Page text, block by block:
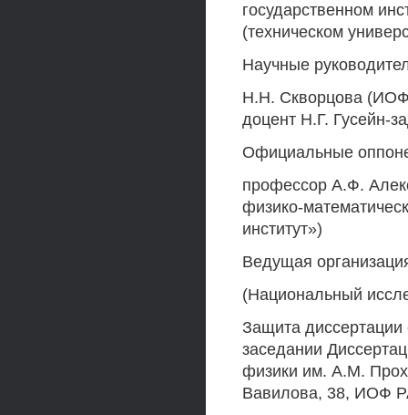
государственном
(техническом
Научные
Н.Н. Скворцова (ИОФ
доцент Н.Г. Гусейн-
Официальные
профессор А.Ф.
физико-
институт»)
Ведущая
(Национальный
Защита диссертации
заседании
физики им. А.М.
Вавилова, 38, ИОФ